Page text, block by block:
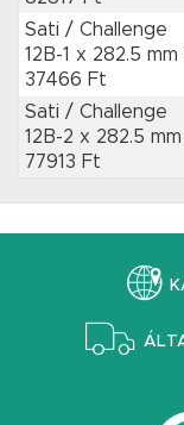
Sati / Challenge
12B-1 x 282.5 mm
37466 Ft
Sati / Challenge
12B-2 x 282.5 mm
77913 Ft